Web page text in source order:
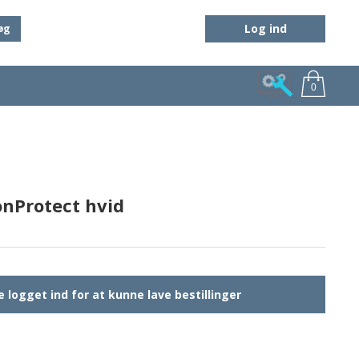
Log ind
0
hvid
logget ind for at kunne lave bestillinger